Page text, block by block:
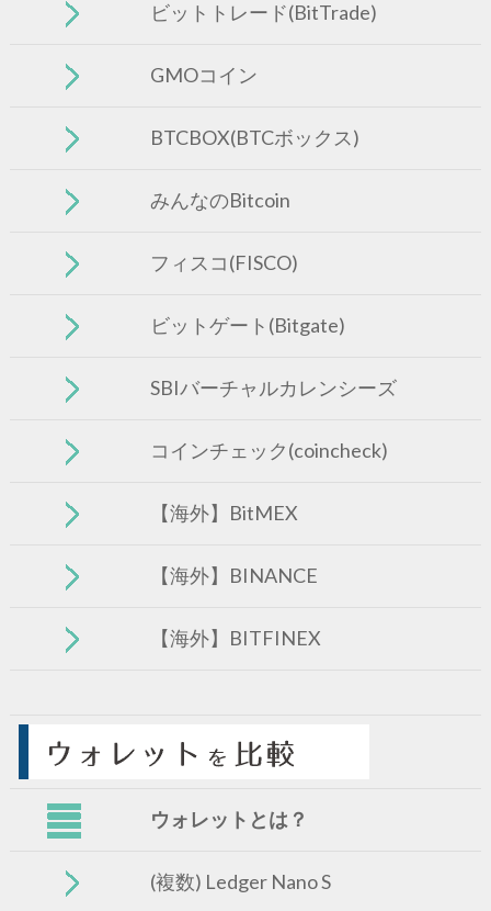
ビットトレード(BitTrade)
GMOコイン
BTCBOX(BTCボックス)
みんなのBitcoin
フィスコ(FISCO)
ビットゲート(Bitgate)
SBIバーチャルカレンシーズ
コインチェック(coincheck)
【海外】BitMEX
【海外】BINANCE
【海外】BITFINEX
ウォレットとは？
(複数) Ledger Nano S